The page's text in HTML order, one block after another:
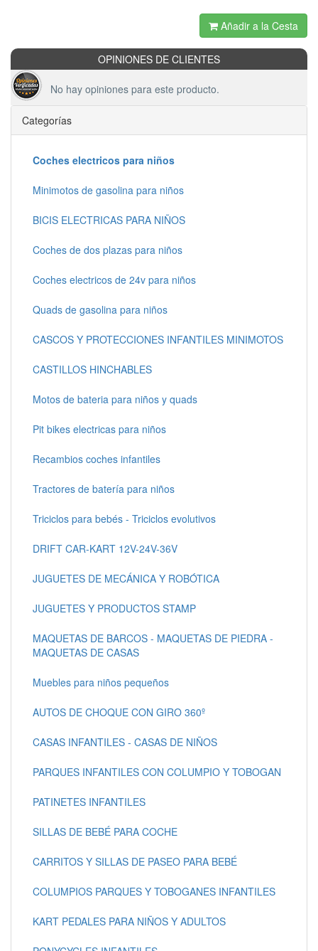
Añadir a la Cesta
OPINIONES DE CLIENTES
No hay opiniones para este producto.
Categorías
Coches electricos para niños
Minimotos de gasolina para niños
BICIS ELECTRICAS PARA NIÑOS
Coches de dos plazas para niños
Coches electricos de 24v para niños
Quads de gasolina para niños
CASCOS Y PROTECCIONES INFANTILES MINIMOTOS
CASTILLOS HINCHABLES
Motos de bateria para niños y quads
Pit bikes electricas para niños
Recambios coches infantiles
Tractores de batería para niños
Triciclos para bebés - Triciclos evolutivos
DRIFT CAR-KART 12V-24V-36V
JUGUETES DE MECÁNICA Y ROBÓTICA
JUGUETES Y PRODUCTOS STAMP
MAQUETAS DE BARCOS - MAQUETAS DE PIEDRA -
MAQUETAS DE CASAS
Muebles para niños pequeños
AUTOS DE CHOQUE CON GIRO 360º
CASAS INFANTILES - CASAS DE NIÑOS
PARQUES INFANTILES CON COLUMPIO Y TOBOGAN
PATINETES INFANTILES
SILLAS DE BEBÉ PARA COCHE
CARRITOS Y SILLAS DE PASEO PARA BEBÉ
COLUMPIOS PARQUES Y TOBOGANES INFANTILES
KART PEDALES PARA NIÑOS Y ADULTOS